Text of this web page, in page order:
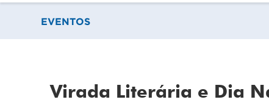
EVENTOS
Virada Literária e Dia